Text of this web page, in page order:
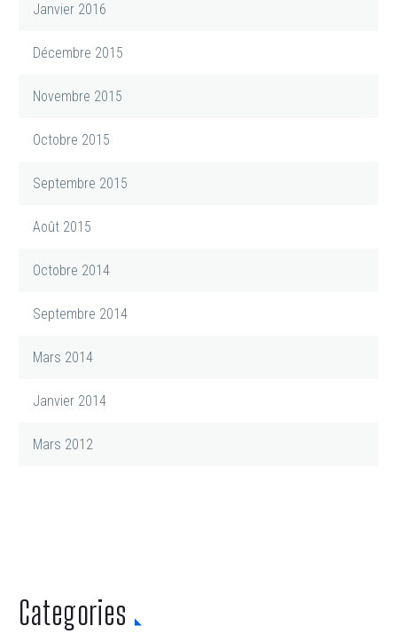
Janvier 2016
Décembre 2015
Novembre 2015
Octobre 2015
Septembre 2015
Août 2015
Octobre 2014
Septembre 2014
Mars 2014
Janvier 2014
Mars 2012
Categories